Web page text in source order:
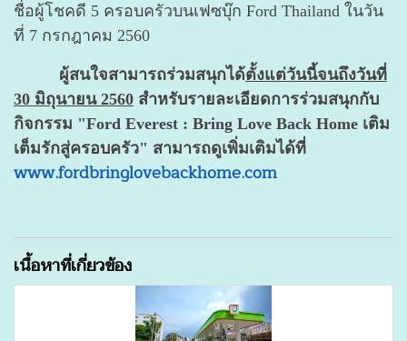
ชื่อผู้โชคดี 5 ครอบครัวบนเฟซบุ๊ก Ford Thailand ในวัน
ที่ 7 กรกฎาคม 2560
ผู้สนใจสามารถร่วมสนุกได้ตั้งแต่วันนี้จนถึงวันที่
30 มิถุนายน 2560 สำหรับรายละเอียดการร่วมสนุกกับ
กิจกรรม "Ford Everest : Bring Love Back Home เติม
เต็มรักสู่ครอบครัว" สามารถดูเพิ่มเติมได้ที่
www.fordbringlovebackhome.com
เนื้อหาที่เกี่ยวข้อง